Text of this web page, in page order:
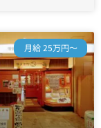
月給 25万円～